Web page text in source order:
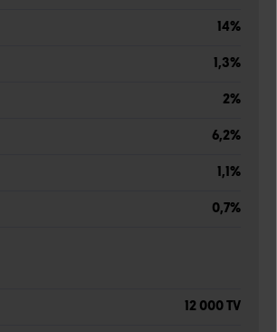
14%
1,3%
2%
6,2%
1,1%
0,7%
12 000 TV